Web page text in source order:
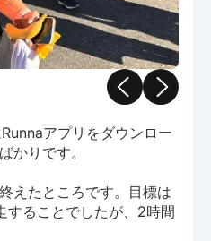
アプリをダウンロー
かりです。
えたところです。目標は
することでしたが、2時間